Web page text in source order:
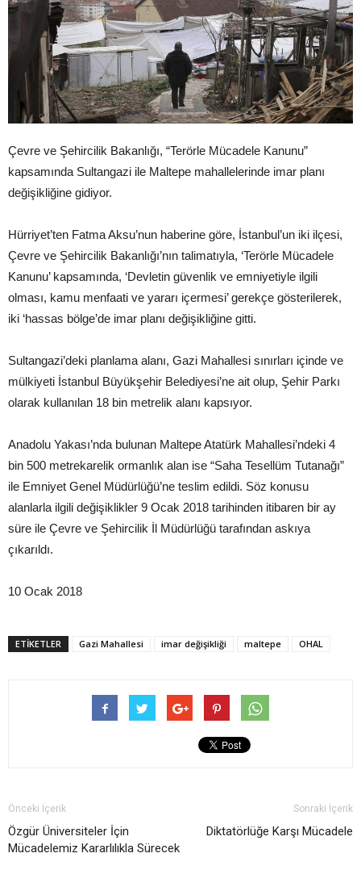
Çevre ve Şehircilik Bakanlığı, “Terörle Mücadele Kanunu”
kapsamında Sultangazi ile Maltepe mahallelerinde imar planı
değişikliğine gidiyor.
Hürriyet’ten Fatma Aksu’nun haberine göre, İstanbul’un iki ilçesi,
Çevre ve Şehircilik Bakanlığı’nın talimatıyla, ‘Terörle Mücadele
Kanunu’ kapsamında, ‘Devletin güvenlik ve emniyetiyle ilgili
olması, kamu menfaati ve yararı içermesi’ gerekçe gösterilerek,
iki ‘hassas bölge’de imar planı değişikliğine gitti.
Sultangazi’deki planlama alanı, Gazi Mahallesi sınırları içinde ve
mülkiyeti İstanbul Büyükşehir Belediyesi’ne ait olup, Şehir Parkı
olarak kullanılan 18 bin metrelik alanı kapsıyor.
Anadolu Yakası’nda bulunan Maltepe Atatürk Mahallesi’ndeki 4
bin 500 metrekarelik ormanlık alan ise “Saha Tesellüm Tutanağı”
ile Emniyet Genel Müdürlüğü’ne teslim edildi. Söz konusu
alanlarla ilgili değişiklikler 9 Ocak 2018 tarihinden itibaren bir ay
süre ile Çevre ve Şehircilik İl Müdürlüğü tarafından askıya
çıkarıldı.
10 Ocak 2018
ETIKETLER Gazi Mahallesi imar değişikliği maltepe OHAL
Önceki İçerik
Özgür Üniversiteler İçin
Mücadelemiz Kararlılıkla Sürecek
Sonraki İçerik
Diktatörlüğe Karşı Mücadele